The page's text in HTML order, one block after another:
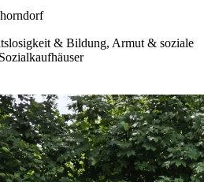
& Bildung, Armut & soziale